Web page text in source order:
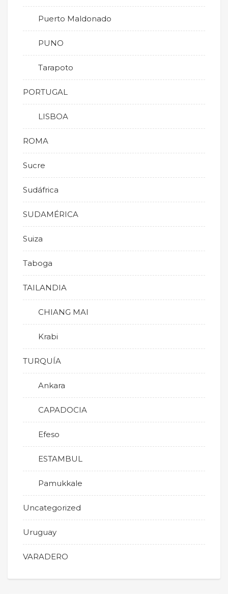
Puerto Maldonado
PUNO
Tarapoto
PORTUGAL
LISBOA
ROMA
Sucre
Sudáfrica
SUDAMÉRICA
Suiza
Taboga
TAILANDIA
CHIANG MAI
Krabi
TURQUÍA
Ankara
CAPADOCIA
Efeso
ESTAMBUL
Pamukkale
Uncategorized
Uruguay
VARADERO